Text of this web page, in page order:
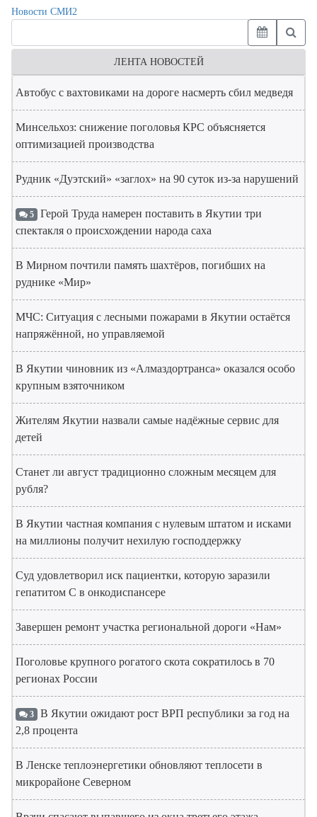
Новости СМИ2
ЛЕНТА НОВОСТЕЙ
Автобус с вахтовиками на дороге насмерть сбил медведя
Минсельхоз: снижение поголовья КРС объясняется
оптимизацией производства
Рудник «Дуэтский» «заглох» на 90 суток из-за нарушений
5 Герой Труда намерен поставить в Якутии три
спектакля о происхождении народа саха
В Мирном почтили память шахтёров, погибших на
руднике «Мир»
МЧС: Ситуация с лесными пожарами в Якутии остаётся
напряжённой, но управляемой
В Якутии чиновник из «Алмаздортранса» оказался особо
крупным взяточником
Жителям Якутии назвали самые надёжные сервис для
детей
Станет ли август традиционно сложным месяцем для
рубля?
В Якутии частная компания с нулевым штатом и исками
на миллионы получит нехилую господдержку
Суд удовлетворил иск пациентки, которую заразили
гепатитом С в онкодиспансере
Завершен ремонт участка региональной дороги «Нам»
Поголовье крупного рогатого скота сократилось в 70
регионах России
3 В Якутии ожидают рост ВРП республики за год на
2,8 процента
В Ленске теплоэнергетики обновляют теплосети в
микрорайоне Северном